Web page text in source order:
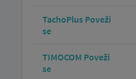
TachoPlus Poveži
se
TIMOCOM Poveži
se